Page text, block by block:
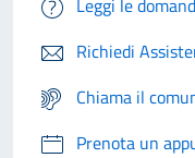
Leggi le
Richiedi
Chiama il
Prenota un